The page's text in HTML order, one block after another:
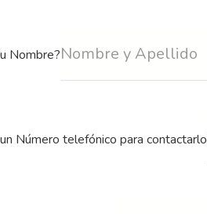
Nombre?
Número telefónico para contactarlo